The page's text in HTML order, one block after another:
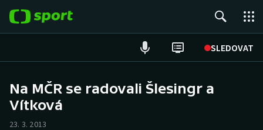
SLEDOVAT
Hokej
Na MČR se radovali Šlesingr a
Vítková
23. 3. 2013